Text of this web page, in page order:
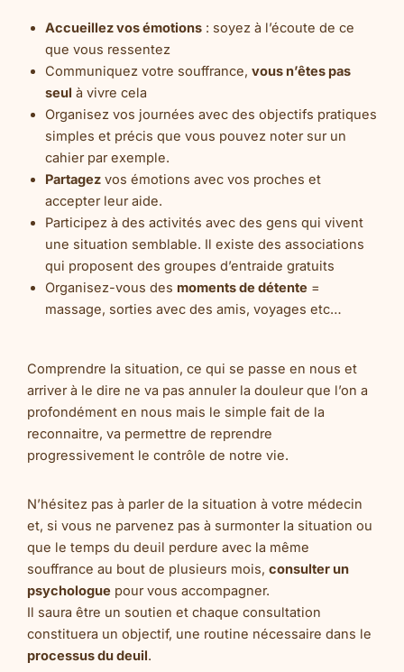
Accueillez vos émotions : soyez à l’écoute de ce
que vous ressentez
Communiquez votre souffrance, vous n’êtes pas
seul à vivre cela
Organisez vos journées avec des objectifs pratiques
simples et précis que vous pouvez noter sur un
cahier par exemple.
Partagez vos émotions avec vos proches et
accepter leur aide.
Participez à des activités avec des gens qui vivent
une situation semblable. Il existe des associations
qui proposent des groupes d’entraide gratuits
Organisez-vous des moments de détente =
massage, sorties avec des amis, voyages etc…
Comprendre la situation, ce qui se passe en nous et
arriver à le dire ne va pas annuler la douleur que l’on a
profondément en nous mais le simple fait de la
reconnaitre, va permettre de reprendre
progressivement le contrôle de notre vie.
N’hésitez pas à parler de la situation à votre médecin
et, si vous ne parvenez pas à surmonter la situation ou
que le temps du deuil perdure avec la même
souffrance au bout de plusieurs mois, consulter un
psychologue pour vous accompagner.
Il saura être un soutien et chaque consultation
constituera un objectif, une routine nécessaire dans le
processus du deuil.